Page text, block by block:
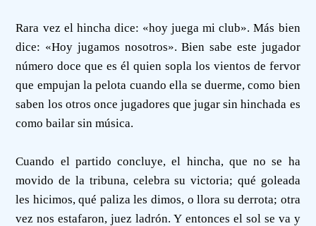
Rara vez el hincha dice: «hoy juega mi club». Más bien
dice: «Hoy jugamos nosotros». Bien sabe este jugador
número doce que es él quien sopla los vientos de fervor
que empujan la pelota cuando ella se duerme, como bien
saben los otros once jugadores que jugar sin hinchada es
como bailar sin música.
Cuando el partido concluye, el hincha, que no se ha
movido de la tribuna, celebra su victoria; qué goleada
les hicimos, qué paliza les dimos, o llora su derrota; otra
vez nos estafaron, juez ladrón. Y entonces el sol se va y